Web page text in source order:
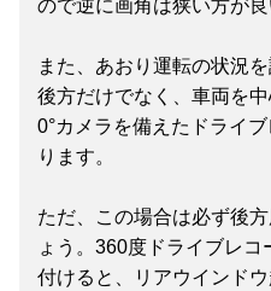
ので逆に画角は狭い方が良
また、あおり運転の状況
後方だけでなく、車両を
0°カメラを備えたドライ
ります。
ただ、この場合は必ず後
ょう。360度ドライブレコ
付けると、リアウインド